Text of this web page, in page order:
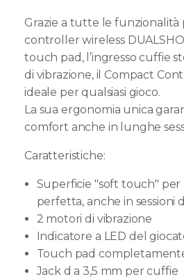
Grazie a tutte le funzionalità
controller wireless
touch pad, l’ingresso cuffie
di vibrazione, il Compact
ideale per qualsiasi gioco.
La sua ergonomia unica
comfort anche in lunghe
Caratteristiche:
Superficie "soft touch" per
perfetta, anche in sessioni
2 motori di vibrazione
Indicatore a LED del
Touch pad
Jack d a 3,5 mm per cuffie